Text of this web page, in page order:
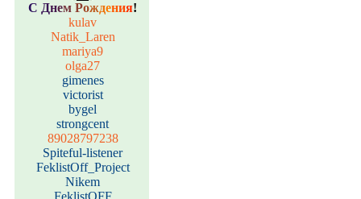
С Днем Рождения!
kulav
Natik_Laren
mariya9
olga27
gimenes
victorist
bygel
strongcent
89028797238
Spiteful-listener
FeklistOff_Project
Nikem
FeklistOFF